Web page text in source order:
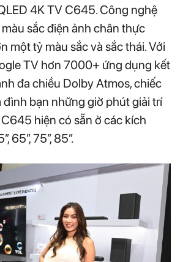
4K TV C645. Công nghệ
sắc điện ảnh chân thực
một tỷ màu sắc và sắc thái. Với
TV hơn 7000+ ứng dụng kết
đa chiều Dolby Atmos, chiếc
đình bạn những giờ phút giải trí
hiện có sẵn ở các kích
65”, 75”, 85”.